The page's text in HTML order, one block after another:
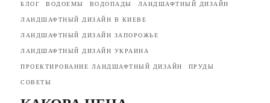
БЛОГ ВОДОЕМЫ ВОДОПАДЫ ЛАНДШАФТНЫЙ ДИЗАЙН
ЛАНДШАФТНЫЙ ДИЗАЙН В КИЕВЕ
ЛАНДШАФТНЫЙ ДИЗАЙН ЗАПОРОЖЬЕ
ЛАНДШАФТНЫЙ ДИЗАЙН УКРАИНА
ПРОЕКТИРОВАНИЕ ЛАНДШАФТНЫЙ ДИЗАЙН ПРУДЫ
СОВЕТЫ